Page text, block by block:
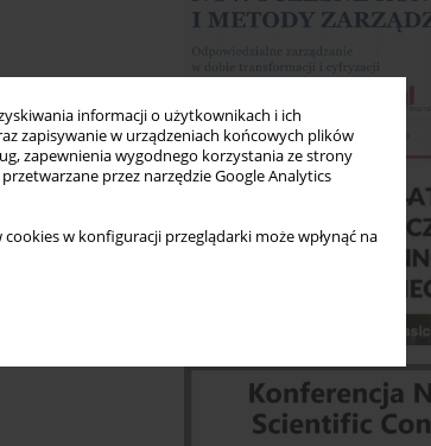
informacji o użytkownikach i ich
zapisywanie w urządzeniach końcowych plików
zapewnienia wygodnego korzystania ze strony
przez narzędzie Google Analytics
w konfiguracji przeglądarki może wpłynąć na